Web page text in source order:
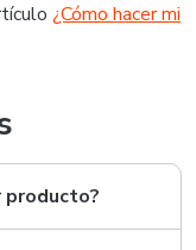
¿Cómo hacer mi
producto?